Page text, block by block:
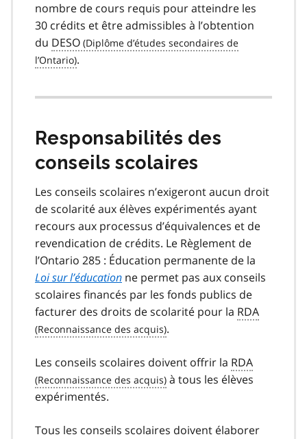
nombre de cours requis pour atteindre les
30 crédits et être admissibles à l’obtention
du DESO
.
Responsabilités des
conseils scolaires
Les conseils scolaires n’exigeront aucun droit
de scolarité aux élèves expérimentés ayant
recours aux processus d’équivalences et de
revendication de crédits. Le Règlement de
l’Ontario 285 : Éducation permanente de la
Loi sur l’éducation ne permet pas aux conseils
scolaires financés par les fonds publics de
facturer des droits de scolarité pour la RDA
.
Les conseils scolaires doivent offrir la RDA
à tous les élèves
expérimentés.
Tous les conseils scolaires doivent élaborer